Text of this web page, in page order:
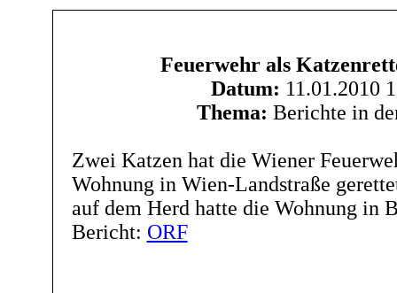
Feuerwehr als
Datum: 11.01.2010
Thema: Berichte in
Zwei Katzen hat die Wiener
Wohnung in Wien-Landstraße
auf dem Herd hatte die Wohnung in
Bericht: ORF